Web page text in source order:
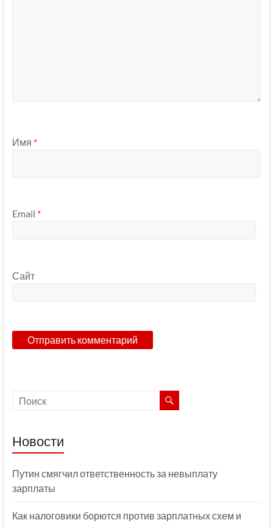
Имя *
Email *
Сайт
Новости
Путин смягчил ответственность за невыплату
зарплаты
Как налоговики борются против зарплатных схем и